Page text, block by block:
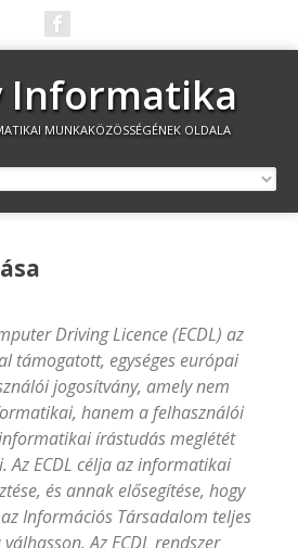
Informatika
MUNKAKÖZÖSSÉGÉNEK OLDALA
Driving Licence (ECDL) az
támogatott, egységes európai
jogosítvány, amely nem
hanem a felhasználói
írástudás meglétét
Az ECDL célja az informatikai
és annak elősegítése, hogy
Információs Társadalom teljes
Az ECDL rendszer